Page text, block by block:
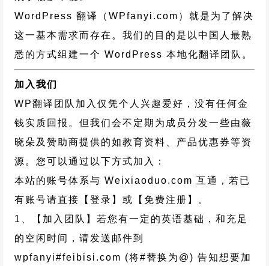
WordPress 翻译（WPfanyi.com） 就是为了解决
这一基本需求而存在。我们的目的是以中国人最熟
悉的方式组建一个 WordPress 本地化翻译团队。
加入我们
WP翻译团队加入仅凭个人兴趣爱好，没有任何金
钱实质回报。但我们会不定期为成员分发一些由薇
晓朵及赞助商提供的如教育资料、产品优惠券等资
源。您可以通过以下方式加入：
本站的账号体系与Weixiaoduo.com 互通，若已
有账号请直接【登录】或【免费注册】。
1、【加入团队】若您有一定的英语基础，和充足
的空闲时间，请发送邮件到
wpfanyi#feibisi.com (将#替换为@) 告知想要加